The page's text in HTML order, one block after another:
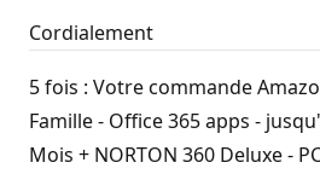
Cordialement
5 fois : Votre commande
Famille - Office 365 apps -
Mois + NORTON 360 Deluxe -